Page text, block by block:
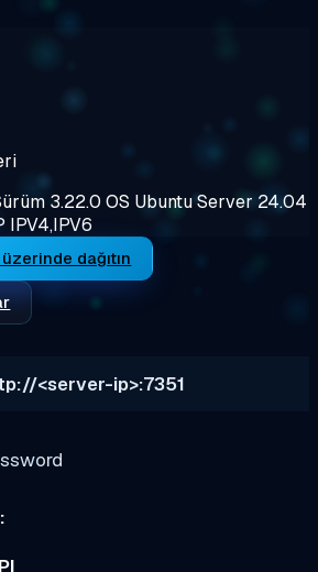
3.22.0 OS Ubuntu Server 24.04
IPV4,IPV6
dağıtın
<server-ip>:7351